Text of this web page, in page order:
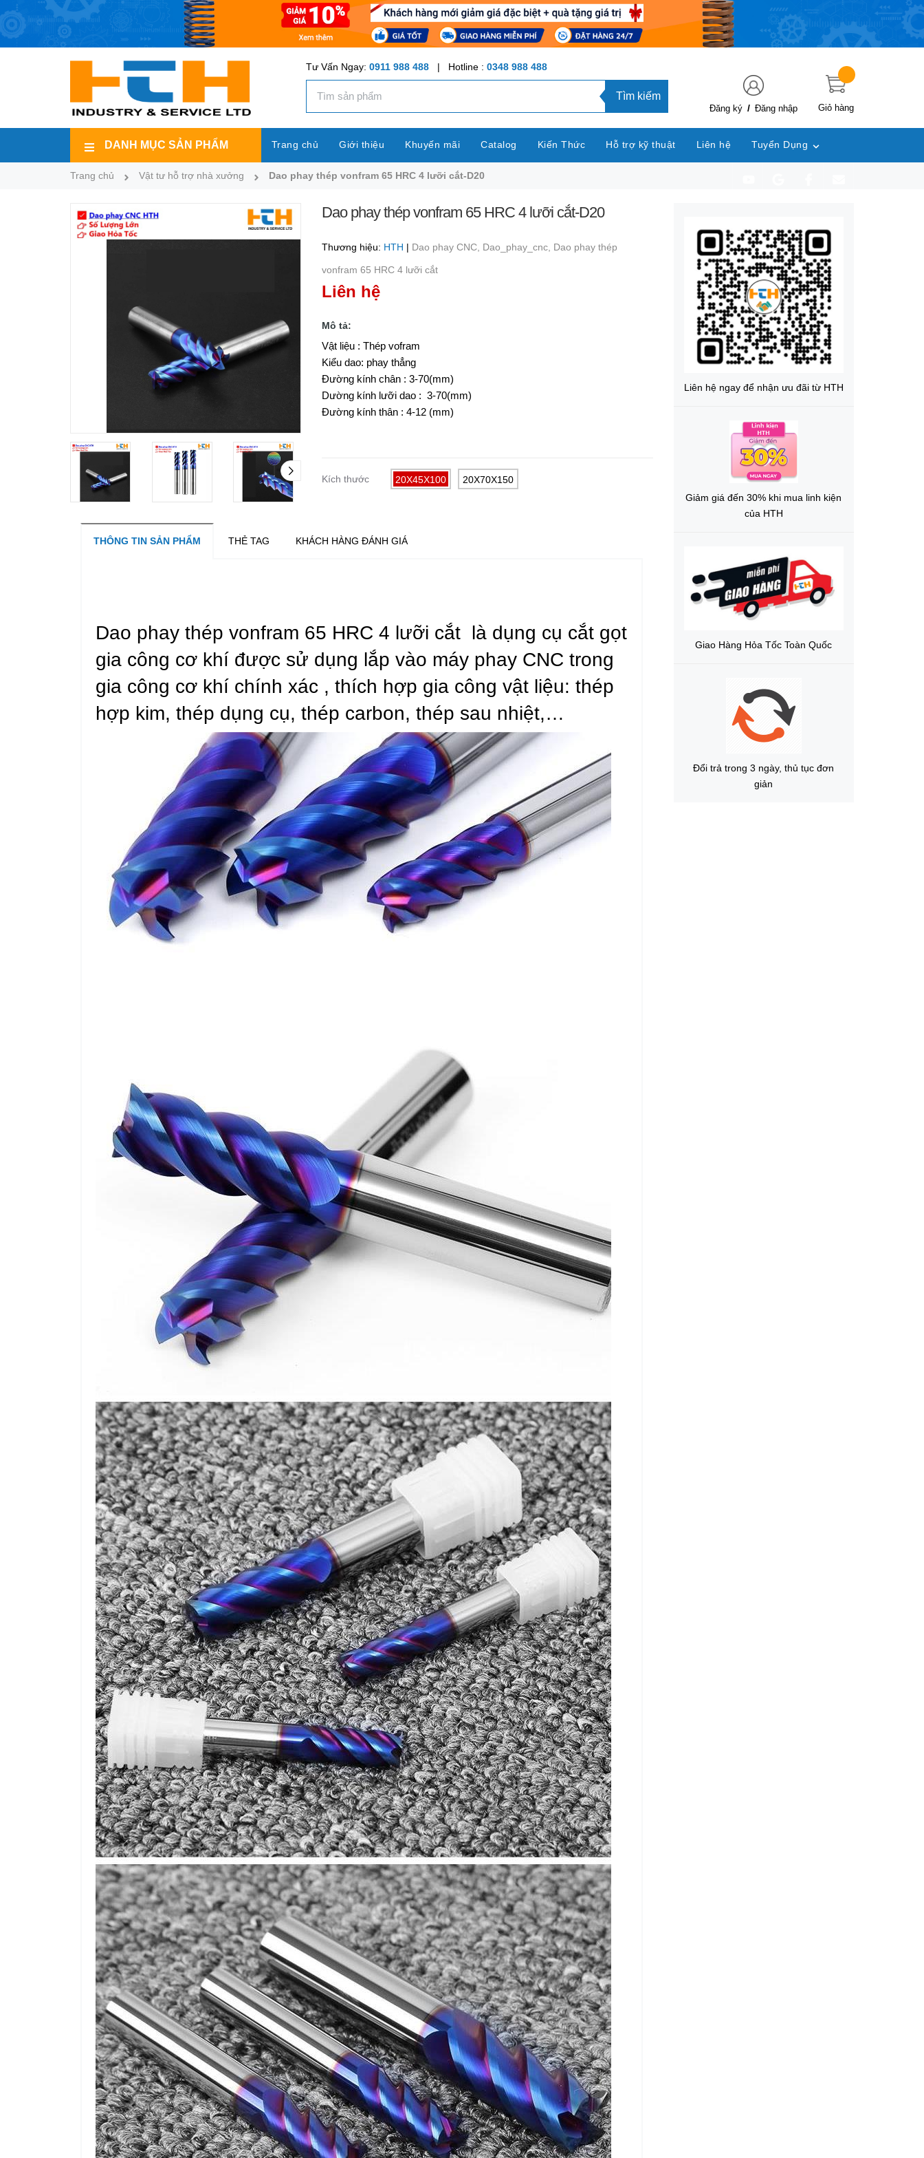
Giỏ hàng
Đăng ký / Đăng nhập
Tư Vấn Ngay: 0911 988 488 | Hotline : 0348 988 488
Tìm kiếm
DANH MỤC SẢN PHẨM Trang chủ Giới thiệu Khuyến mãi Catalog Kiến Thức Hỗ trợ kỹ thuật Liên hệ Tuyển Dụng
Trang chủ Vật tư hỗ trợ nhà xưởng Dao phay thép vonfram 65 HRC 4 lưỡi cắt-D20
Dao phay thép vonfram 65 HRC 4 lưỡi cắt-D20
Thương hiệu: HTH | Dao phay CNC, Dao_phay_cnc, Dao phay thép
vonfram 65 HRC 4 lưỡi cắt
Liên hệ
Mô tả:
Vật liệu : Thép vofram
Kiểu dao: phay thẳng
Đường kính chân : 3-70(mm)
Dường kính lưỡi dao : 3-70(mm)
Đường kính thân : 4-12 (mm)
Kích thước 20X45X100 20X70X150
THÔNG TIN SẢN PHẨM THẺ TAG KHÁCH HÀNG ĐÁNH GIÁ
Dao phay thép vonfram 65 HRC 4 lưỡi cắt là dụng cụ cắt gọt
gia công cơ khí được sử dụng lắp vào máy phay CNC trong
gia công cơ khí chính xác , thích hợp gia công vật liệu: thép
hợp kim, thép dụng cụ, thép carbon, thép sau nhiệt,…
Liên hệ ngay để nhận ưu đãi từ HTH
Giảm giá đến 30% khi mua linh kiện
của HTH
Giao Hàng Hỏa Tốc Toàn Quốc
Đổi trả trong 3 ngày, thủ tục đơn
giản